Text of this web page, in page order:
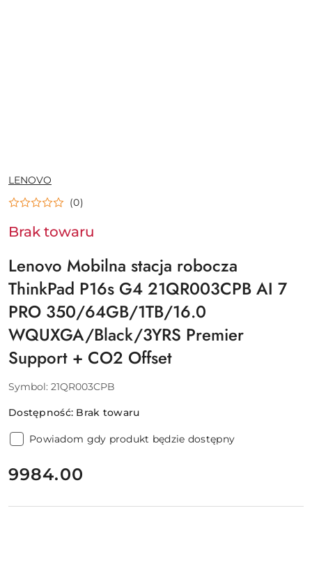
NAZWA
PRODUCENTA:
LENOVO
(0)
Brak towaru
Lenovo Mobilna stacja robocza
ThinkPad P16s G4 21QR003CPB AI 7
PRO 350/64GB/1TB/16.0
WQUXGA/Black/3YRS Premier
Support + CO2 Offset
Symbol: 21QR003CPB
Dostępność: Brak towaru
Powiadom gdy produkt będzie dostępny
cena:
9984.00